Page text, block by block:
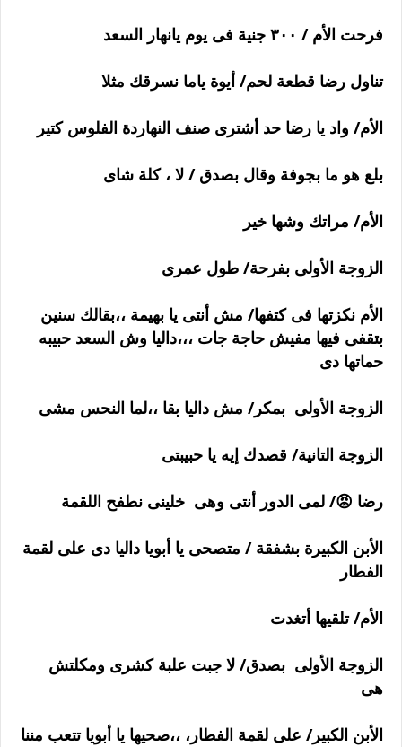
فرحت الأم / ٣٠٠ جنية فى يوم يانهار السعد
تناول رضا قطعة لحم/ أيوة ياما نسرقك مثلا
الأم/ واد يا رضا حد أشترى صنف النهاردة الفلوس كتير
بلع هو ما بجوفة وقال بصدق / لا ، كلة شاى
الأم/ مراتك وشها خير
الزوجة الأولى بفرحة/ طول عمرى
الأم نكزتها فى كتفها/ مش أنتى يا بهيمة ،،بقالك سنين
بتقفى فيها مفيش حاجة جات ،،،داليا وش السعد حبيبه
حماتها دى
الزوجة الأولى بمكر/ مش داليا بقا ،،لما النحس مشى
الزوجة التانية/ قصدك إيه يا حبيبتى
رضا 😡/ لمى الدور أنتى وهى خلينى نطفح اللقمة
الأبن الكبيرة بشفقة / متصحى يا أبويا داليا دى على لقمة
الفطار
الأم/ تلقيها أتغدت
الزوجة الأولى بصدق/ لا جبت علبة كشرى ومكلتش
هى
الأبن الكبير/ على لقمة الفطار، ،،صحيها يا أبويا تتعب مننا